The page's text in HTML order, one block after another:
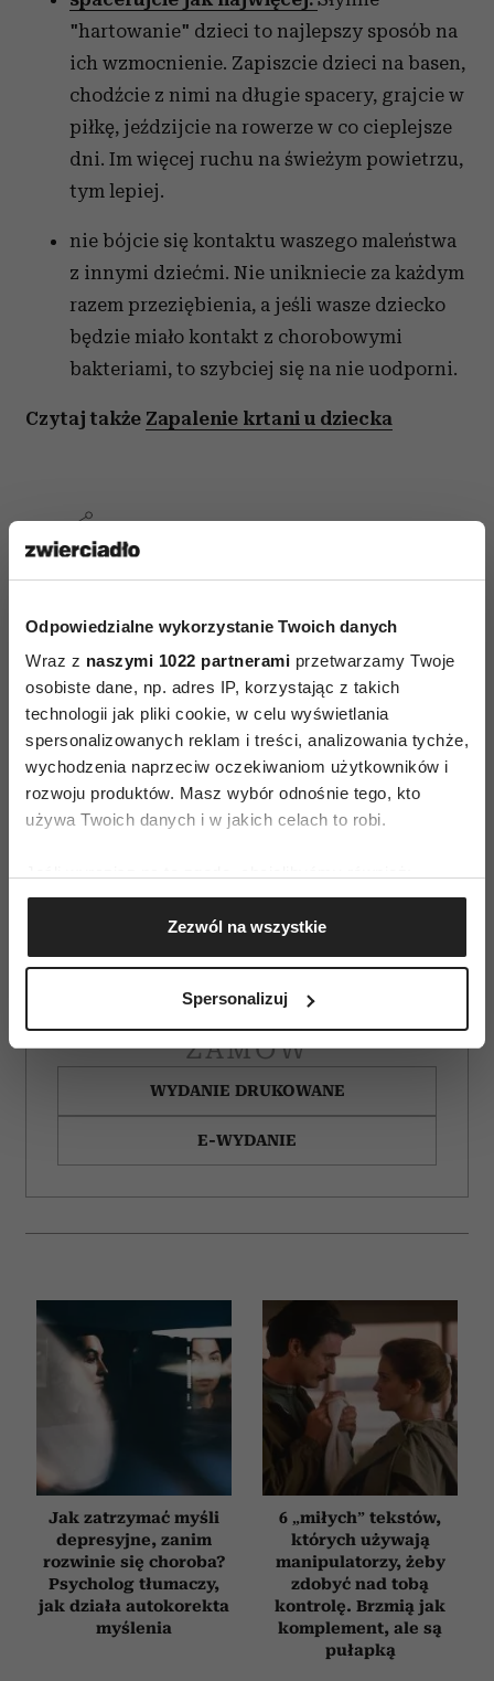
Odpowiedzialne wykorzystanie Twoich danych
Wraz z naszymi 1022 partnerami przetwarzamy Twoje
osobiste dane, np. adres IP, korzystając z takich
technologii jak pliki cookie, w celu wyświetlania
spersonalizowanych reklam i treści, analizowania tychże,
wychodzenia naprzeciw oczekiwaniom użytkowników i
rozwoju produktów. Masz wybór odnośnie tego, kto
używa Twoich danych i w jakich celach to robi.
Gromadzić dane dotyczące Twojej lokalizacji
geograficznej z dokładnością nawet do kilku metrów
Identyfikować Twoje urządzenie, aktywnie
(fingerprinting, czyli wirtualny odcisk palca)
dane są przetwarzane oraz ustaw własne preferencje w
sekcji szczegółów. W Deklaracji plików cookie możesz
zmienić lub wycofać swoją zgodę w dowolnej chwili.
i reklam, aby oferować funkcje społecznościowe i
Partnerzy mogą połączyć te informacje z innymi danymi
otrzymanymi od Ciebie lub uzyskanymi podczas
korzystania z ich usług.
Zezwól na wszystkie
Spersonalizuj
"hartowanie" dzieci to najlepszy sposób na
ich wzmocnienie. Zapiszcie dzieci na basen,
chodźcie z nimi na długie spacery, grajcie w
piłkę, jeździjcie na rowerze w co cieplejsze
dni. Im więcej ruchu na świeżym powietrzu,
tym lepiej.
nie bójcie się kontaktu waszego maleństwa
z innymi dziećmi. Nie unikniecie za każdym
razem przeziębienia, a jeśli wasze dziecko
będzie miało kontakt z chorobowymi
bakteriami, to szybciej się na nie uodporni.
Czytaj także Zapalenie krtani u dziecka
ZAMÓW
WYDANIE DRUKOWANE
E-WYDANIE
Jak zatrzymać myśli
depresyjne, zanim
rozwinie się choroba?
Psycholog tłumaczy,
jak działa autokorekta
myślenia
6 „miłych” tekstów,
których używają
manipulatorzy, żeby
zdobyć nad tobą
kontrolę. Brzmią jak
komplement, ale są
pułapką